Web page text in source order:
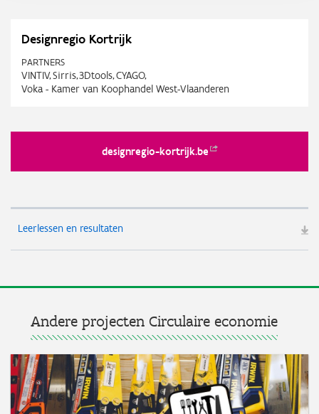
Designregio Kortrijk
PARTNERS
VINTIV Sirris 3Dtools CYAGO
Voka - Kamer van Koophandel West-Vlaanderen
designregio-kortrijk.be
Leerlessen en resultaten
Andere projecten Circulaire economie